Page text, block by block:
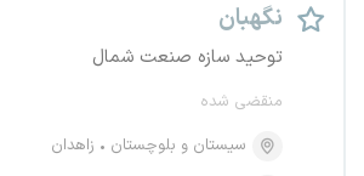
نگهبان
توحید سازه صنعت شمال
منقضی شده
سیستان و بلوچستان
زاهدان